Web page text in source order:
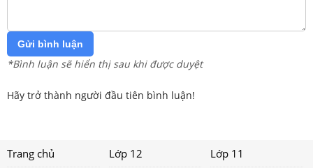
Gửi bình luận
*Bình luận sẽ hiển thị sau khi được duyệt
Hãy trở thành người đầu tiên bình luận!
Trang chủ Lớp 12
Lớp 11